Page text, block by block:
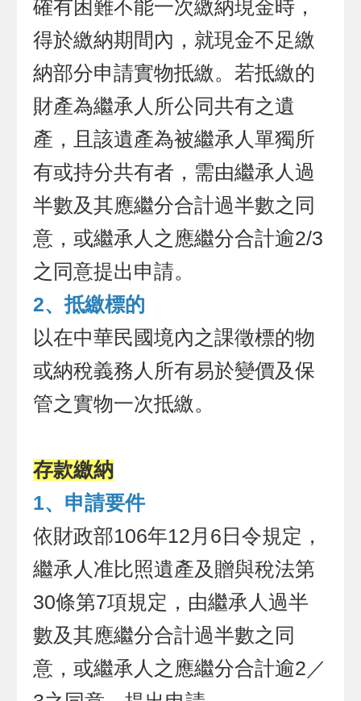
確有困難不能一次繳納現金時，
得於繳納期間內，就現金不足繳
納部分申請實物抵繳。若抵繳的
財產為繼承人所公同共有之遺
產，且該遺產為被繼承人單獨所
有或持分共有者，需由繼承人過
半數及其應繼分合計過半數之同
意，或繼承人之應繼分合計逾2/3
之同意提出申請。
2、抵繳標的
以在中華民國境內之課徵標的物
或納稅義務人所有易於變價及保
管之實物一次抵繳。
存款繳納
1、申請要件
依財政部106年12月6日令規定，
繼承人准比照遺產及贈與稅法第
30條第7項規定，由繼承人過半
數及其應繼分合計過半數之同
意，或繼承人之應繼分合計逾2／